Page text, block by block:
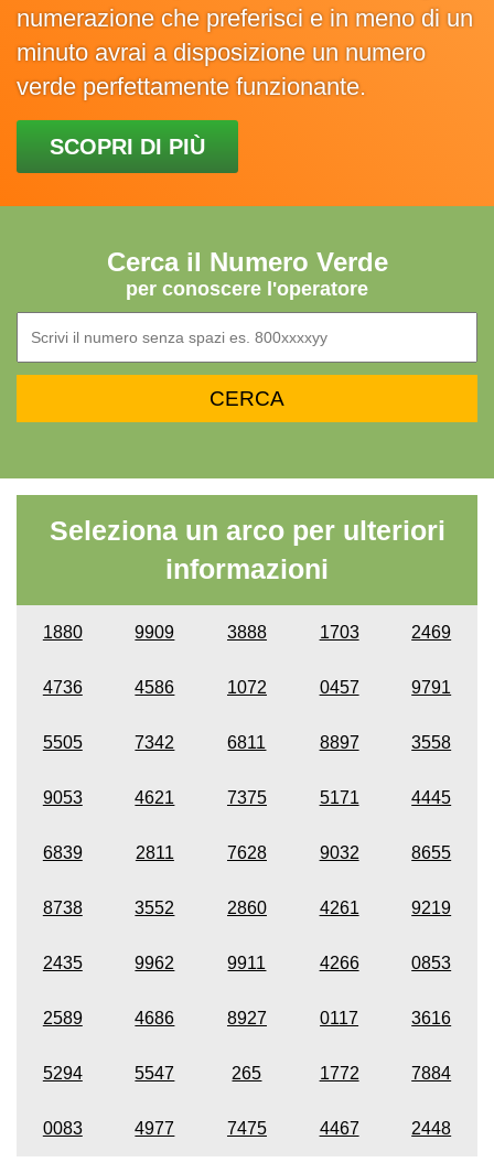
numerazione che preferisci e in meno di un
minuto avrai a disposizione un numero
verde perfettamente funzionante.
SCOPRI DI PIÙ
Cerca il Numero Verde
per conoscere l'operatore
Seleziona un arco per ulteriori
informazioni
1880 9909 3888 1703 2469
4736 4586 1072 0457 9791
5505 7342 6811 8897 3558
9053 4621 7375 5171 4445
6839 2811 7628 9032 8655
8738 3552 2860 4261 9219
2435 9962 9911 4266 0853
2589 4686 8927 0117 3616
5294 5547 265 1772 7884
0083 4977 7475 4467 2448